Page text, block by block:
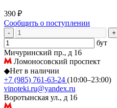
390 ₽
Сообщить о поступлении
- +
бут
Мичуринский пр., д 16
Ломоносовский проспект
◆Нет в наличии
+7 (985) 761-63-24 (10:00–23:00)
vinoteki.ru@yandex.ru
Воротынская ул., д 16